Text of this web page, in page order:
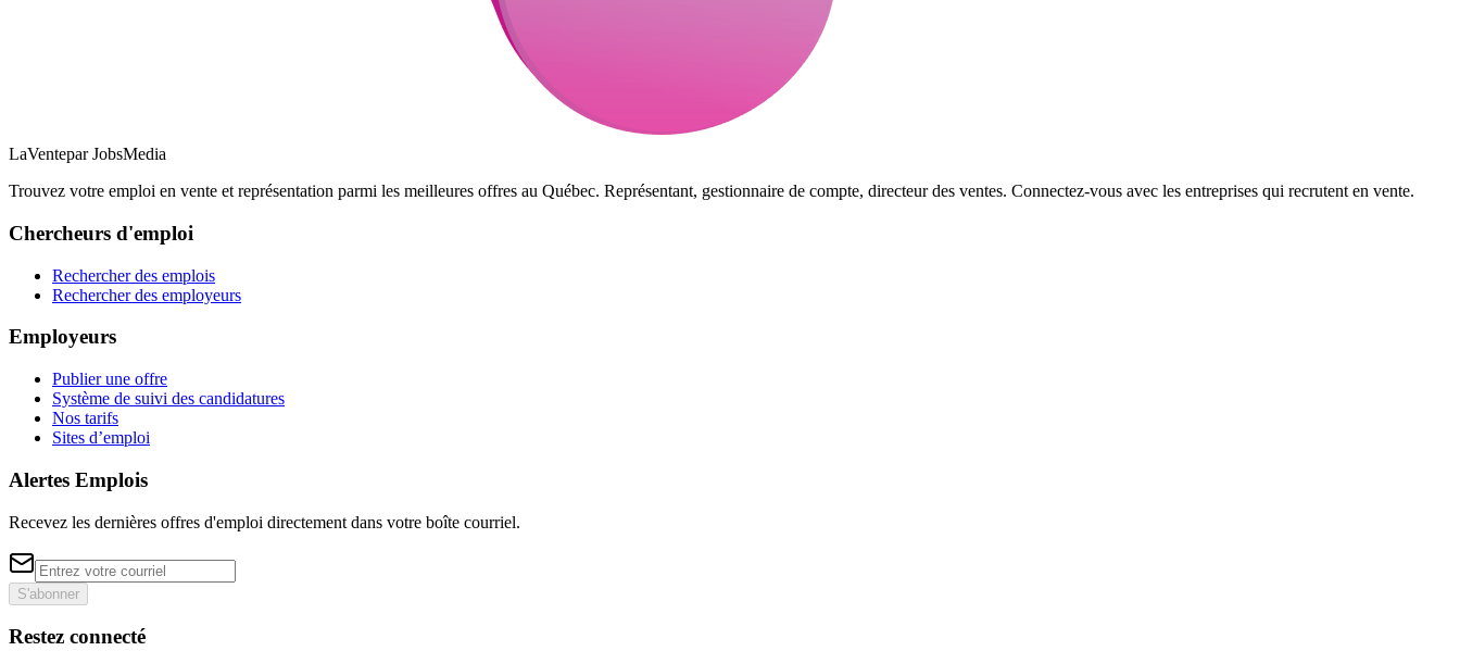
LaVentepar JobsMedia
Trouvez votre emploi en vente et représentation parmi les meilleures offres au Québec. Représentant, gestionnaire de compte, directeur des ventes. Connectez-vous avec les entreprises qui recrutent en vente.
Chercheurs d'emploi
Rechercher des emplois
Rechercher des employeurs
Employeurs
Publier une offre
Système de suivi des candidatures
Nos tarifs
Sites d’emploi
Alertes Emplois
Recevez les dernières offres d'emploi directement dans votre boîte courriel.
S'abonner
Restez connecté